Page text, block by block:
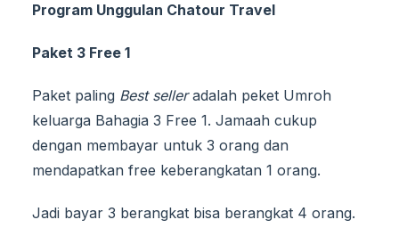
Program Unggulan Chatour Travel
Paket 3 Free 1
Paket paling Best selleradalah peket Umroh
keluarga Bahagia 3 Free 1. Jamaah cukup
dengan membayar untuk 3 orang dan
mendapatkan free keberangkatan 1 orang.
Jadi bayar 3 berangkat bisa berangkat 4 orang.